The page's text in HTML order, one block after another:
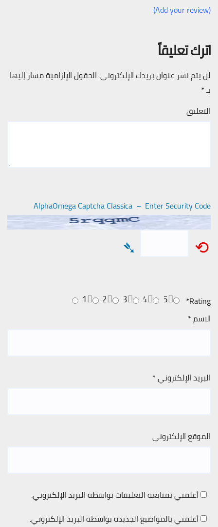
(Add your review)
اترك تعليقاً
لن يتم نشر عنوان بريدك الإلكتروني. الحقول الإلزامية مشار إليها
بـ*
التعليق
AlphaOmega Captcha Classica – Enter Security Code
⟲
➴
Rating
*
5
4
3
2
1
الاسم*
البريد الإلكتروني*
الموقع الإلكتروني
أعلمني بمتابعة التعليقات بواسطة البريد الإلكتروني.
أعلمني بالمواضيع الجديدة بواسطة البريد الإلكتروني.